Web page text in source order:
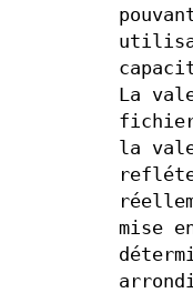
La
la
mise